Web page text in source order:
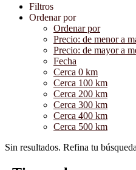
Filtros
Ordenar por
Ordenar por
Precio: de menor a
Precio: de mayor a
Fecha
Cerca 0 km
Cerca 100 km
Cerca 200 km
Cerca 300 km
Cerca 400 km
Cerca 500 km
Sin resultados. Refina tu